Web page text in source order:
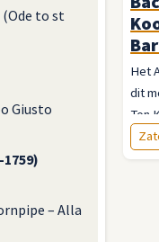
to st
Giusto
– Alla
Het
dit
Ton
de